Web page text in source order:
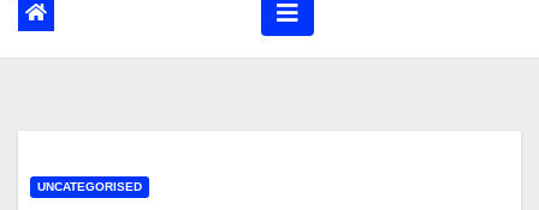
UNCATEGORISED